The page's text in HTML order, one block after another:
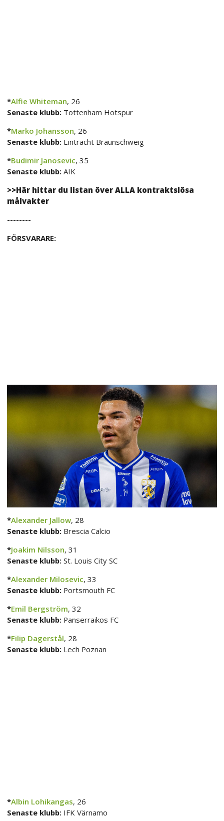
*Alfie Whiteman, 26
Senaste klubb: Tottenham Hotspur
*Marko Johansson, 26
Senaste klubb: Eintracht Braunschweig
*Budimir Janosevic, 35
Senaste klubb: AIK
>>Här hittar du listan över ALLA kontraktslösa
målvakter
--------
FÖRSVARARE:
*Alexander Jallow, 28
Senaste klubb: Brescia Calcio
*Joakim Nilsson, 31
Senaste klubb: St. Louis City SC
*Alexander Milosevic, 33
Senaste klubb: Portsmouth FC
*Emil Bergström, 32
Senaste klubb: Panserraikos FC
*Filip Dagerstål, 28
Senaste klubb: Lech Poznan
*Albin Lohikangas, 26
Senaste klubb: IFK Värnamo